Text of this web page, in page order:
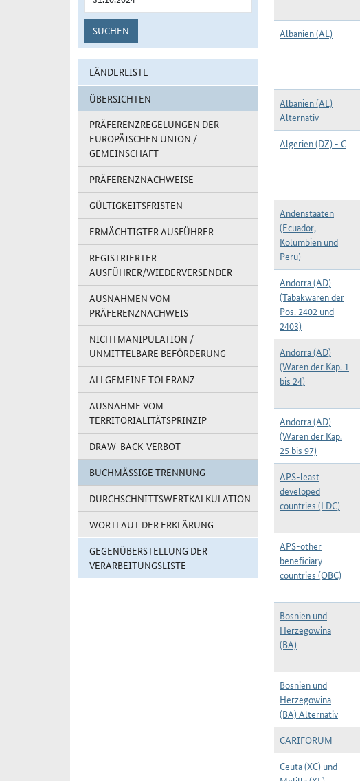
SUCHEN
LÄNDERLISTE
ÜBERSICHTEN
PRÄFERENZREGELUNGEN DER
EUROPÄISCHEN UNION /
GEMEINSCHAFT
PRÄFERENZNACHWEISE
GÜLTIGKEITSFRISTEN
ERMÄCHTIGTER AUSFÜHRER
REGISTRIERTER
AUSFÜHRER/WIEDERVERSENDER
AUSNAHMEN VOM
PRÄFERENZNACHWEIS
NICHTMANIPULATION /
UNMITTELBARE BEFÖRDERUNG
ALLGEMEINE TOLERANZ
AUSNAHME VOM
TERRITORIALITÄTSPRINZIP
DRAW-BACK-VERBOT
BUCHMÄSSIGE TRENNUNG
DURCHSCHNITTSWERTKALKULATION
WORTLAUT DER ERKLÄRUNG
GEGENÜBERSTELLUNG DER
VERARBEITUNGSLISTE
Albanien (AL)
Albanien (AL)
Alternativ
Algerien (DZ) - C
Andenstaaten
(Ecuador,
Kolumbien und
Peru)
Andorra (AD)
(Tabakwaren der
Pos. 2402 und
2403)
Andorra (AD)
(Waren der Kap. 1
bis 24)
Andorra (AD)
(Waren der Kap.
25 bis 97)
APS-least
developed
countries (LDC)
APS-other
beneficiary
countries (OBC)
Bosnien und
Herzegowina
(BA)
Bosnien und
Herzegowina
(BA) Alternativ
CARIFORUM
Ceuta (XC) und